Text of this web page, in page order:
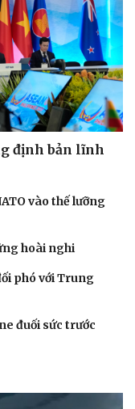
định bản lĩnh
vào thế lưỡng
hoài nghi
phó với Trung
đuối sức trước